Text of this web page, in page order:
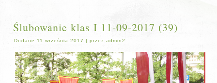
Ślubowanie klas I 11-09-2017 (39)
Dodane 11 września 2017 |przez admin2